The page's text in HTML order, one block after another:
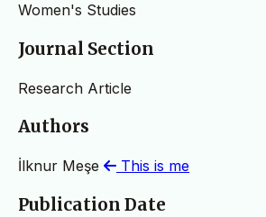
Women's Studies
Journal Section
Research Article
Authors
İlknur Meşe This is me
Publication Date